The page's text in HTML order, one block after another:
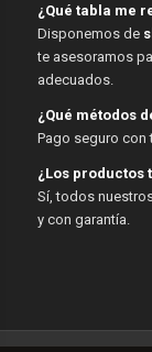
¿Qué tabla me
Disponemos de
te asesoramos
adecuados.
¿Qué métodos
Pago seguro con
¿Los productos
Sí, todos
y con garantía.